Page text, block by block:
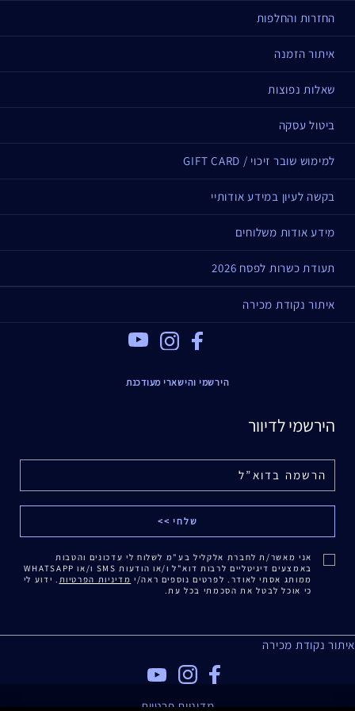
שעות.
נבדק דרמטולוגית
אינו גורם להתפרצות פצעים ופצעונים, אינו סותם נקבוביות
אינו מכיל פארבנים, פתלטים, סולפטים, פראפין, וזלין, חומרי
פורמלדהיד, אלכוהול מייבש או שמן מינרלי.
אינו מכיל Sodium Lauryl Sulfate, Sodium Laureth
Sulfate, אלכוהול מייבש או שמן מינרלי.
בקבוק זכוכית הניתן למיחזור
החזרות והחלפות
איתור הזמנה
שאלות נפוצות
ביטול עסקה
למימוש שובר זיכוי / GIFT CARD
בקשה לעיון במידע אודותיי
מידע אודות משלוחים
תעודת כשרות לפסח 2026
איתור נקודת מכירה
Facebook
הירשמי והישארי מעודכנת
הירשמי לדיוור
אני מאשר/ת לחברת אלקליל בע"מ לשלוח לי עדכונים והטבות
באמצעים דיגיטליים לרבות דוא"ל ו/או הודעות SMS ו/או WHATSAPP
ממותג אסתי לאודר. לפרטים נוספים ראה/י מדיניות הפרטיות . ידוע לי
כי אוכל לבטל את הסכמתי בכל עת.
איתור נקודת מכירה
מדיניות פרטיות